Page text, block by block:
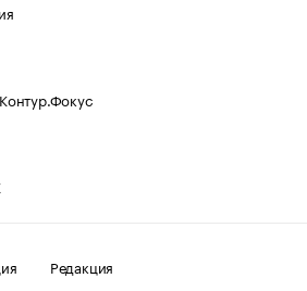
Редакция